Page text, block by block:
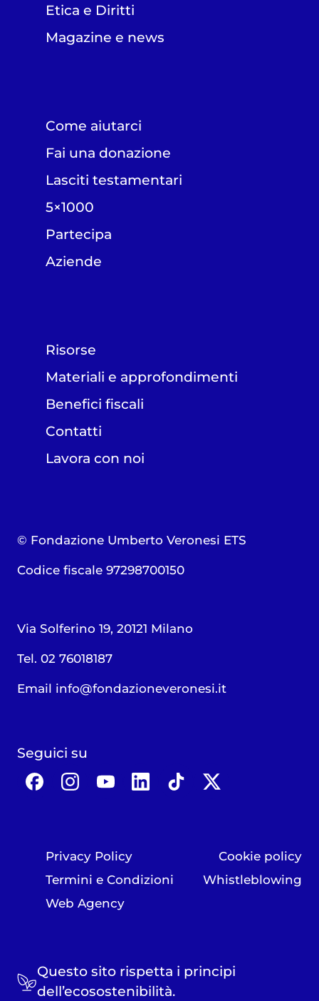
Etica e Diritti
Magazine e news
Come aiutarci
Fai una donazione
Lasciti testamentari
5×1000
Partecipa
Aziende
Risorse
Materiali e approfondimenti
Benefici fiscali
Contatti
Lavora con noi
© Fondazione Umberto Veronesi ETS
Codice fiscale 97298700150
Via Solferino 19, 20121 Milano
Tel. 02 76018187
Email info@fondazioneveronesi.it
Seguici su
Privacy Policy
Cookie policy
Termini e Condizioni
Whistleblowing
Web Agency
Questo sito rispetta i principi
dell’ecosostenibilità.